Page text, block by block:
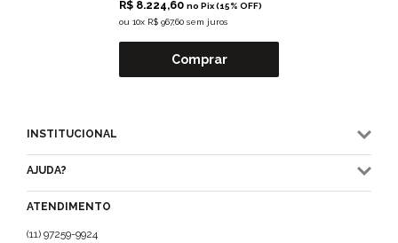
R$ 8.224,60 no Pix (15% OFF)
ou 10x R$ 967,60 sem juros
Comprar
INSTITUCIONAL
AJUDA?
ATENDIMENTO
(11) 97259-9924